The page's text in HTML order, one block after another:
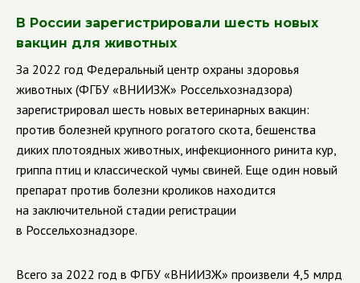
В России зарегистрировали шесть новых
вакцин для животных
За 2022 год Федеральный центр охраны здоровья
животных (ФГБУ «ВНИИЗЖ» Россельхознадзора)
зарегистрировал шесть новых ветеринарных вакцин:
против болезней крупного рогатого скота, бешенства
диких плотоядных животных, инфекционного ринита кур,
гриппа птиц и классической чумы свиней. Еще один новый
препарат против болезни кроликов находится
на заключительной стадии регистрации
в Россельхознадзоре.
Всего за 2022 год в ФГБУ «ВНИИЗЖ» произвели 4,5 млрд